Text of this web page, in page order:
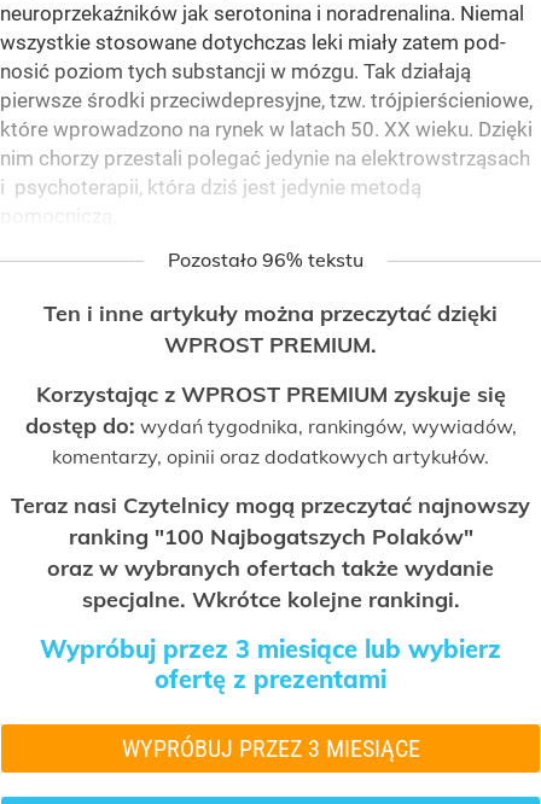
neuroprzekaźników jak serotonina i noradrenalina. Niemal
wszystkie stosowane dotychczas leki miały zatem pod-
nosić poziom tych substancji w mózgu. Tak działają
pierwsze środki przeciwdepresyjne, tzw. trójpierścieniowe,
które wprowadzono na rynek w latach 50. XX wieku. Dzięki
nim chorzy przestali polegać jedynie na elektrowstrząsach
i psychoterapii, która dziś jest jedynie metodą
Pozostało 96% tekstu
Ten i inne artykuły można przeczytać dzięki
WPROST PREMIUM.
Korzystając z WPROST PREMIUM zyskuje się
dostęp do: wydań tygodnika, rankingów, wywiadów,
komentarzy, opinii oraz dodatkowych artykułów.
Teraz nasi Czytelnicy mogą przeczytać najnowszy
ranking "100 Najbogatszych Polaków"
oraz w wybranych ofertach także wydanie
specjalne. Wkrótce kolejne rankingi.
Wypróbuj przez 3 miesiące lub wybierz
ofertę z prezentami
WYPRÓBUJ PRZEZ 3 MIESIĄCE